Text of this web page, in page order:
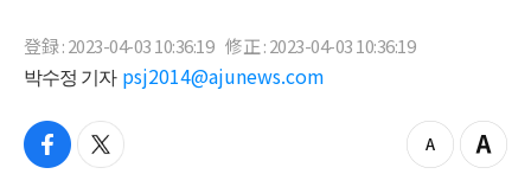
登録 : 2023-04-03 10:36:19 修正 : 2023-04-03 10:36:19
박수정 기자 psj2014@ajunews.com
f
t
z
Z